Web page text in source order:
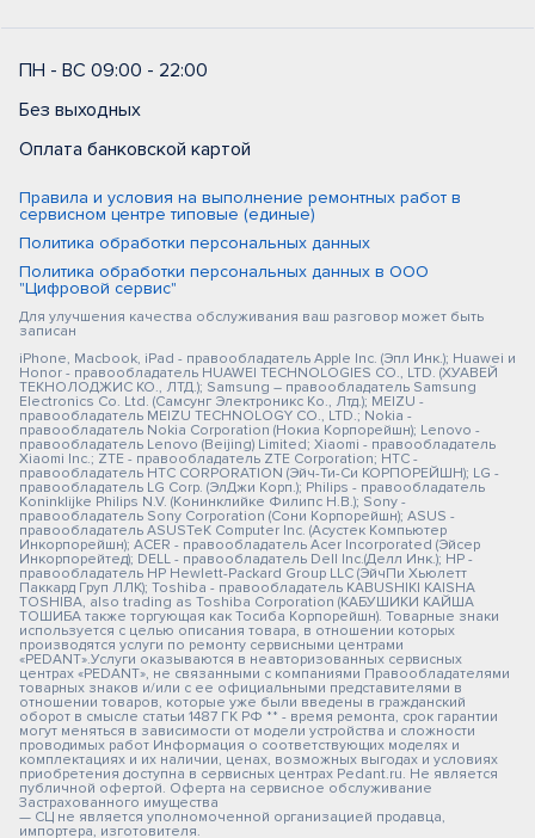
ПН - ВС 09:00 - 22:00
Без выходных
Оплата банковской картой
Правила и условия на выполнение ремонтных работ в
сервисном центре типовые (единые)
Политика обработки персональных данных
Политика обработки персональных данных в ООО
"Цифровой сервис"
Для улучшения качества обслуживания ваш разговор может быть
записан
iPhone, Macbook, iPad - правообладатель Apple Inc. (Эпл Инк.); Huawei и
Honor - правообладатель HUAWEI TECHNOLOGIES CO., LTD. (ХУАВЕЙ
ТЕКНОЛОДЖИС КО., ЛТД.); Samsung – правообладатель Samsung
Electronics Co. Ltd. (Самсунг Электроникс Ко., Лтд.); MEIZU -
правообладатель MEIZU TECHNOLOGY CO., LTD.; Nokia -
правообладатель Nokia Corporation (Нокиа Корпорейшн); Lenovo -
правообладатель Lenovo (Beijing) Limited; Xiaomi - правообладатель
Xiaomi Inc.; ZTE - правообладатель ZTE Corporation; HTC -
правообладатель HTC CORPORATION (Эйч-Ти-Си КОРПОРЕЙШН); LG -
правообладатель LG Corp. (ЭлДжи Корп.); Philips - правообладатель
Koninklijke Philips N.V. (Конинклийке Филипс Н.В.); Sony -
правообладатель Sony Corporation (Сони Корпорейшн); ASUS -
правообладатель ASUSTeK Computer Inc. (Асустек Компьютер
Инкорпорейшн); ACER - правообладатель Acer Incorporated (Эйсер
Инкорпорейтед); DELL - правообладатель Dell Inc.(Делл Инк.); HP -
правообладатель HP Hewlett-Packard Group LLC (ЭйчПи Хьюлетт
Паккард Груп ЛЛК); Toshiba - правообладатель KABUSHIKI KAISHA
TOSHIBA, also trading as Toshiba Corporation (КАБУШИКИ КАЙША
ТОШИБА также торгующая как Тосиба Корпорейшн). Товарные знаки
используется с целью описания товара, в отношении которых
производятся услуги по ремонту сервисными центрами
«PEDANT».Услуги оказываются в неавторизованных сервисных
центрах «PEDANT», не связанными с компаниями Правообладателями
товарных знаков и/или с ее официальными представителями в
отношении товаров, которые уже были введены в гражданский
оборот в смысле статьи 1487 ГК РФ ** - время ремонта, срок гарантии
могут меняться в зависимости от модели устройства и сложности
проводимых работ Информация о соответствующих моделях и
комплектациях и их наличии, ценах, возможных выгодах и условиях
приобретения доступна в сервисных центрах Pedant.ru. Не является
публичной офертой. Оферта на сервисное обслуживание
Застрахованного имущества
— СЦ не является уполномоченной организацией продавца,
импортера, изготовителя.